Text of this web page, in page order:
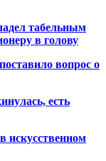
табельным
в голову
вопрос о
есть
искусственном